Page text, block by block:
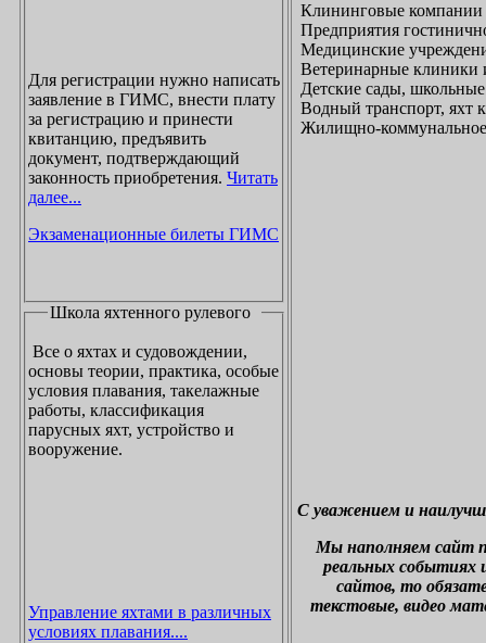
Для регистрации нужно написать
заявление в ГИМС, внести плату
за регистрацию и принести
квитанцию, предъявить
документ, подтверждающий
законность приобретения. Читать
далее...
Экзаменационные билеты ГИМС
Школа яхтенного рулевого
Все о яхтах и судовождении,
основы теории, практика, особые
условия плавания, такелажные
работы, классификация
парусных яхт, устройство и
вооружение.
Управление яхтами в различных
условиях плавания....
Клининговые компании
Предприятия
Медицинские
Ветеринарные клиники
Детские сады,
Водный транспорт,
Жилищно-коммунальное
С уважением и
Мы наполняем сайт
реальных событиях
сайтов, то
текстовые, видео